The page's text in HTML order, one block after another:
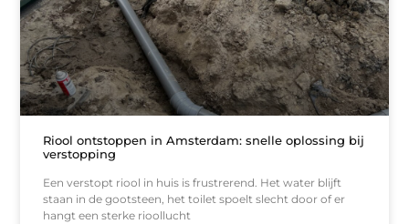
Riool ontstoppen in Amsterdam: snelle oplossing bij
verstopping
Een verstopt riool in huis is frustrerend. Het water blijft
staan in de gootsteen, het toilet spoelt slecht door of er
hangt een sterke rioollucht